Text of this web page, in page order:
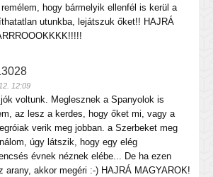
hogy bármelyik ellenfél is kerül a
utunkba, lejátszuk őket!! HAJRÁ
12:09
voltunk. Meglesznek a Spanyolok is
az lesz a kerdes, hogy őket mi, vagy a
verik meg jobban. a Szerbeket meg
úgy látszik, hogy egy elég
évnek néznek elébe... De ha ezen
arany, akkor megéri :-) HAJRÁ MAGYAROK!